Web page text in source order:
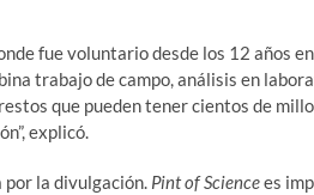
fue voluntario desde los 12 años
trabajo de campo, análisis en
que pueden tener cientos de
explicó.
por la divulgación. Pint of Sciencees